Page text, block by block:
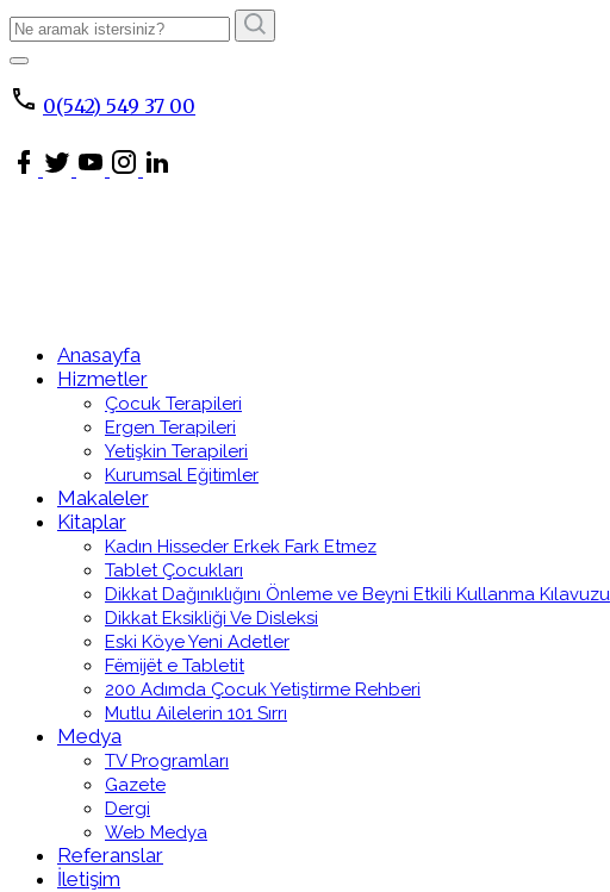
ARA
Arama
Sonucu:
0(542) 549 37 00
Anasayfa
Hizmetler
Çocuk Terapileri
Ergen Terapileri
Yetişkin Terapileri
Kurumsal Eğitimler
Makaleler
Kitaplar
Kadın Hisseder Erkek Fark Etmez
Tablet Çocukları
Dikkat Dağınıklığını Önleme ve Beyni Etkili Kullanma Kılavuzu
Dikkat Eksikliği Ve Disleksi
Eski Köye Yeni Adetler
Fëmijët e Tabletit
200 Adımda Çocuk Yetiştirme Rehberi
Mutlu Ailelerin 101 Sırrı
Medya
TV Programları
Gazete
Dergi
Web Medya
Referanslar
İletişim